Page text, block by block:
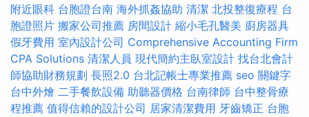
附近眼科 台胞證台南 海外抓姦協助 清潔 北投整復療程 台
胞證照片 搬家公司推薦 房間設計 縮小毛孔醫美 廚房器具
假牙費用 室內設計公司 Comprehensive Accounting Firm
CPA Solutions 清潔人員 現代簡約主臥室設計 找台北會計
師協助財務規劃 長照2.0 台北記帳士專業推薦 seo 關鍵字
台中外燴 二手餐飲設備 助聽器價格 台南律師 台中整骨療
程推薦 值得信賴的設計公司 居家清潔費用 牙齒矯正 台胞